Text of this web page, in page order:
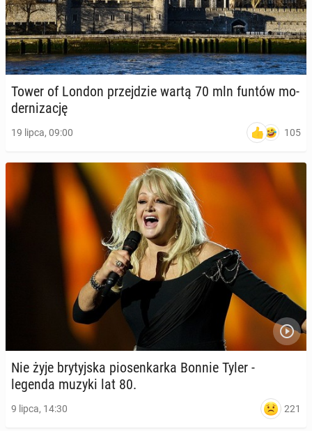
Tower of London przej­dzie wartą 70 mln funtów mo­
der­ni­za­cję
19 lipca, 09:00 105
Nie żyje bry­tyj­ska pio­sen­kar­ka Bonnie Tyler -
legenda muzyki lat 80.
9 lipca, 14:30 221